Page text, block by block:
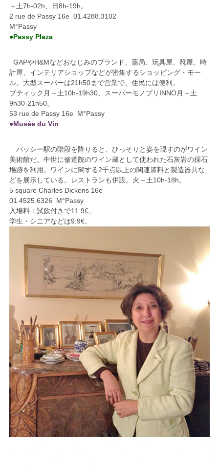
～土7h-02h、日8h-19h。
2 rue de Passy 16e 01.4288.3102
M°Passy
●Passy Plaza
GAPやH&Mなどおなじみのブランド、薬局、玩具屋、靴屋、時
計屋、インテリアショップなどが密集するショッピング・モー
ル。大型スーパーは21h50まで営業で、住民には便利。
ブティック月～土10h-19h30、スーパーモノプリINNO月～土
9h30-21h50。
53 rue de Passy 16e M°Passy
●Musée du Vin
パッシー駅の階段を降りると、ひっそりと姿を現すのがワイン
美術館だ。中世に修道院のワイン蔵として使われた石灰岩の採石
場跡を利用。ワインに関する2千点以上の関連資料と製造器具な
どを展示している。レストランも併設。火～土10h-18h。
5 square Charles Dickens 16e
01.4525.6326 M°Passy
入場料：試飲付きで11.9€、
学生・シニアなどは9.9€。